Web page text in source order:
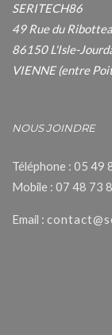
SERITECH86
49 Rue du
86150 L'Isle-
VIENNE (entre
NOUS JOINDRE
Téléphone : 05 49
Mobile : 07 48 73
Email :